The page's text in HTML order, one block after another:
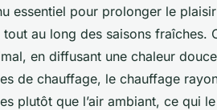
essentiel pour prolonger le
au long des saisons fraîches.
en diffusant une chaleur
de chauffage, le chauffage
plutôt que l’air ambiant, ce qui